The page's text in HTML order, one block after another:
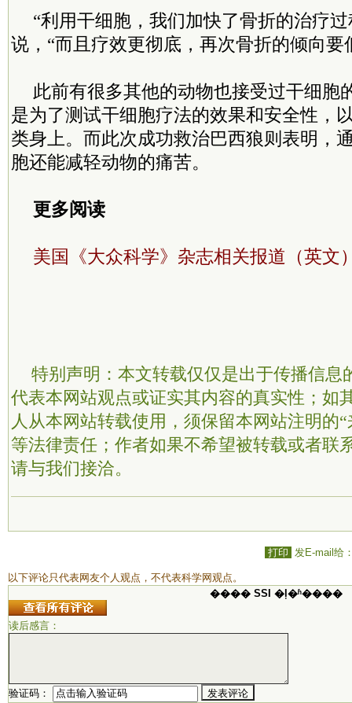
“利用干细胞，我们加快了骨折的治疗
说，“而且疗效更彻底，再次骨折的倾向要
此前有很多其他的动物也接受过干细胞
是为了测试干细胞疗法的效果和安全性，
类身上。而此次成功救治巴西狼则表明，
胞还能减轻动物的痛苦。
更多阅读
美国《大众科学》杂志相关报道（英文
特别声明：本文转载仅仅是出于传播信息
代表本网站观点或证实其内容的真实性；如
人从本网站转载使用，须保留本网站注明的
等法律责任；作者如果不希望被转载或者联
请与我们接洽。
打印 发E-mail给
以下评论只代表网友个人观点，不代表科学网观点。
���� SSI �ļ�ʱ����
读后感言：
验证码：